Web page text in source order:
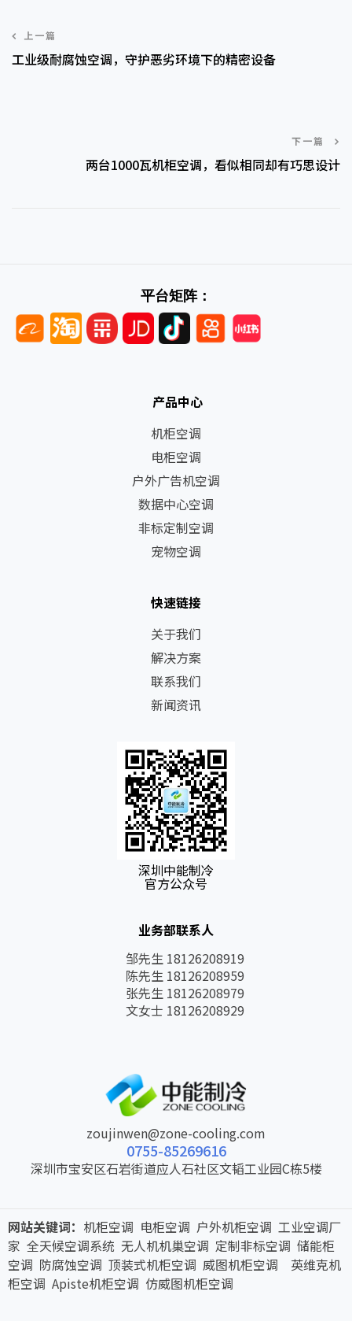
上一篇
工业级耐腐蚀空调，守护恶劣环境下的精密设备
下一篇
两台1000瓦机柜空调，看似相同却有巧思设计
平台矩阵：
产品中心
机柜空调
电柜空调
户外广告机空调
数据中心空调
非标定制空调
宠物空调
快速链接
关于我们
解决方案
联系我们
新闻资讯
深圳中能制冷
官方公众号
业务部联系人
邹先生 18126208919
陈先生 18126208959
张先生 18126208979
文女士 18126208929
zoujinwen@zone-cooling.com
0755-85269616
深圳市宝安区石岩街道应人石社区文韬工业园C栋5楼
网站关键词： 机柜空调 电柜空调 户外机柜空调 工业空调厂
家 全天候空调系统 无人机机巢空调 定制非标空调 储能柜
空调 防腐蚀空调 顶装式机柜空调 威图机柜空调 英维克机
柜空调 Apiste机柜空调 仿威图机柜空调